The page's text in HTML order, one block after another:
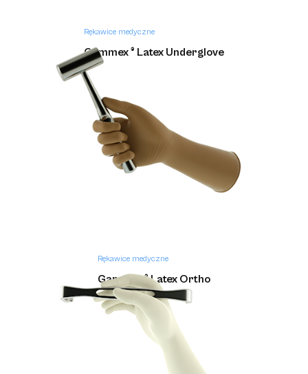
Rękawice medyczne
Gammex ® Latex Underglove
Rękawice medyczne
Gammex ® Latex Ortho